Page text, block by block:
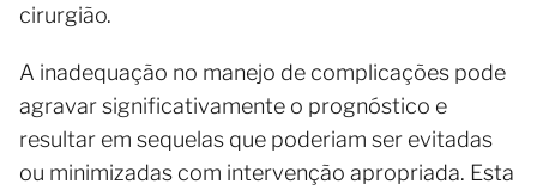
cirurgião.
A inadequação no manejo de complicações pode
agravar significativamente o prognóstico e
resultar em sequelas que poderiam ser evitadas
ou minimizadas com intervenção apropriada. Esta